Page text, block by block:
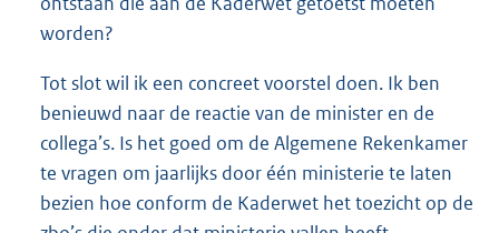
worden?
Tot slot wil ik een concreet voorstel doen. Ik ben
benieuwd naar de reactie van de minister en de
collega’s. Is het goed om de Algemene Rekenkamer
te vragen om jaarlijks door één ministerie te laten
bezien hoe conform de Kaderwet het toezicht op de